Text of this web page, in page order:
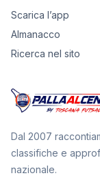
Scarica l’app
Almanacco
Ricerca nel sito
Dal 2007
classifiche e
nazionale.